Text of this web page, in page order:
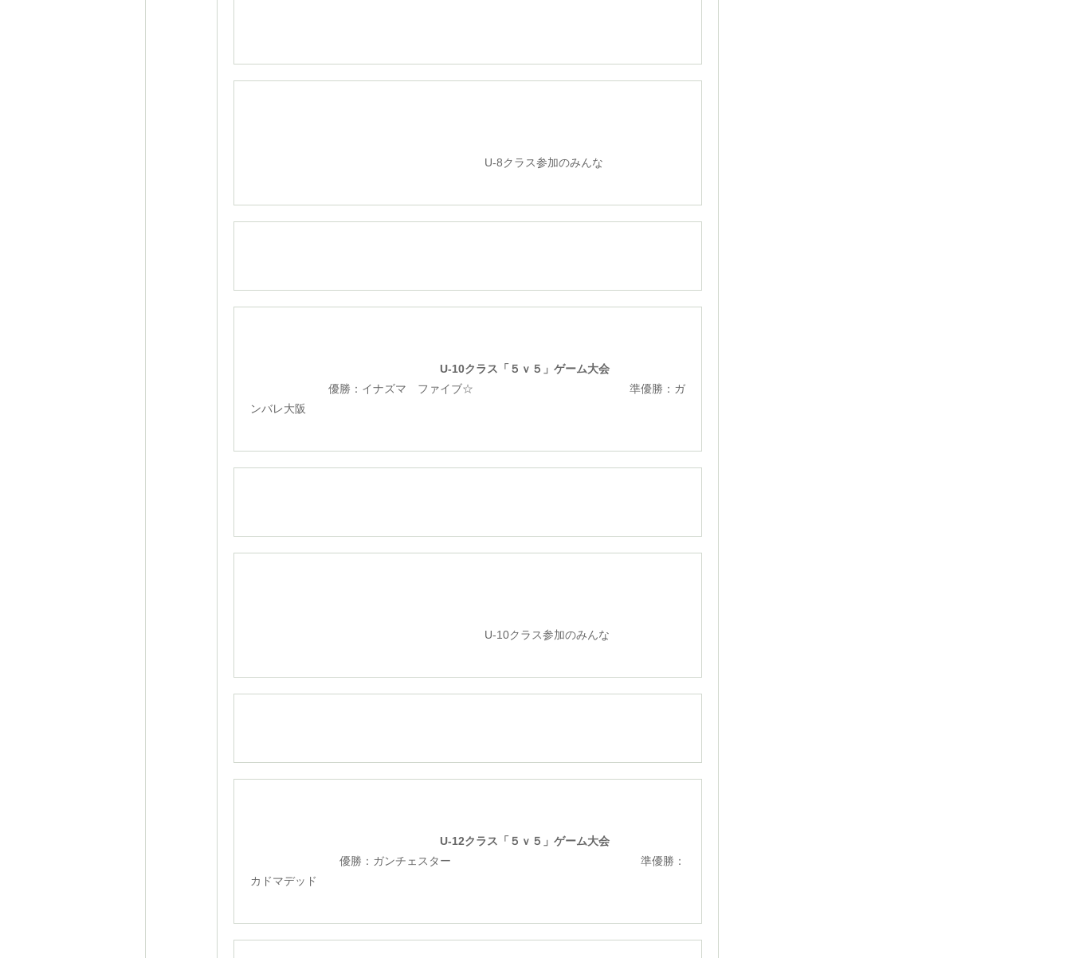
U-8クラス参加のみんな
U-10クラス「５ｖ５」ゲーム大会
優勝：イナズマ ファイブ☆ 準優勝：ガ
ンバレ大阪
U-10クラス参加のみんな
U-12クラス「５ｖ５」ゲーム大会
優勝：ガンチェスター 準優勝：
カドマデッド